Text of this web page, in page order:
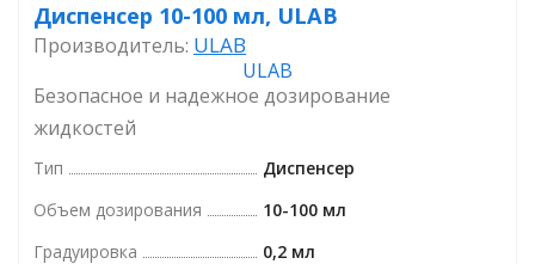
Диспенсер 10-100 мл, ULAB
Производитель: ULAB
Безопасное и надежное дозирование
жидкостей
Тип
Диспенсер
Объем дозирования
10-100 мл
Градуировка
0,2 мл